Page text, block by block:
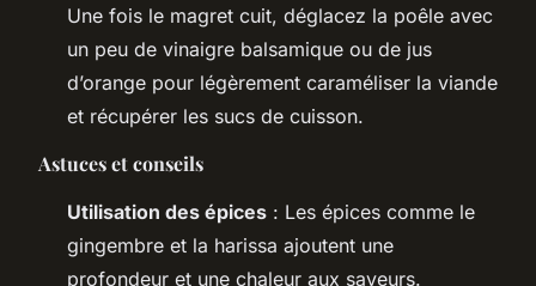
Une fois le magret cuit, déglacez la poêle avec
un peu de vinaigre balsamique ou de jus
d’orange pour légèrement caraméliser la viande
et récupérer les sucs de cuisson.
Astuces et conseils
Utilisation des épices : Les épices comme le
gingembre et la harissa ajoutent une
profondeur et une chaleur aux saveurs.